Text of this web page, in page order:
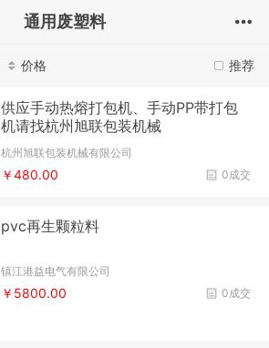
通用废塑料
推荐
价格
供应手动热熔打包机、手动PP带打包
机请找杭州旭联包装机械
杭州旭联包装机械有限公司
0成交
￥480.00
pvc再生颗粒料
镇江港益电气有限公司
0成交
￥5800.00